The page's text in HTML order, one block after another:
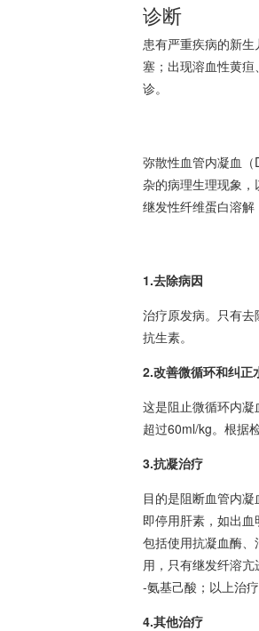
诊断
患有严重疾病的新
塞；出现溶血性黄疸
诊。
弥散性血管内凝血
杂的病理生理现象
继发性纤维蛋白溶解
1.去除病因
治疗原发病。只有
抗生素。
2.改善微循环和纠正
这是阻止微循环内
超过60ml/kg。根据
3.抗凝治疗
目的是阻断血管内
即停用肝素，如出
包括使用抗凝血酶
用，只有继发纤溶
-氨基己酸；以上治
4.其他治疗